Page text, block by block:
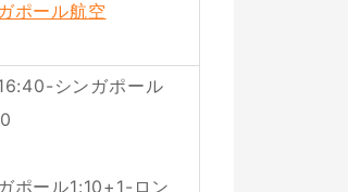
ポール航空
シンガポール
ポール1:10+1-ロン